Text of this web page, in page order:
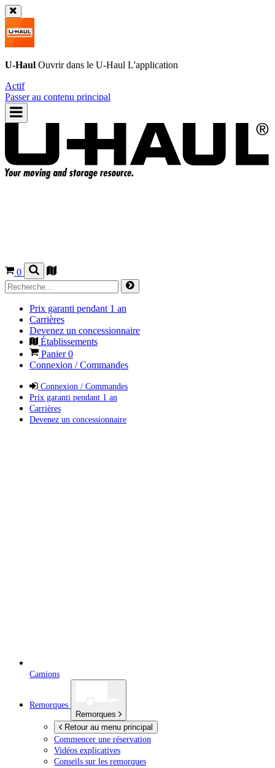
U-Haul Ouvrir dans le U-Haul L'application
Actif
Passer au contenu principal
0
Prix garanti pendant 1 an
Carrières
Devenez un concessionnaire
Établissements
Panier0
Connexion / Commandes
Connexion / Commandes
Prix garanti pendant 1 an
Carrières
Devenez un concessionnaire
Camions
Remorques
Remorques
Retour au menu principal
Commencer une réservation
Vidéos explicatives
Conseils sur les remorques